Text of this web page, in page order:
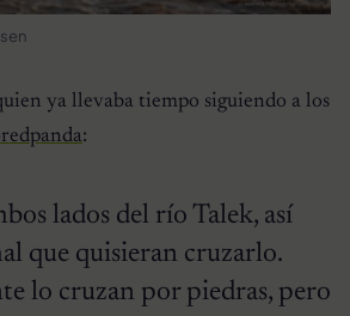
ya llevaba tiempo siguiendo a los
:
lados del río Talek, así
que quisieran cruzarlo.
lo cruzan por piedras, pero